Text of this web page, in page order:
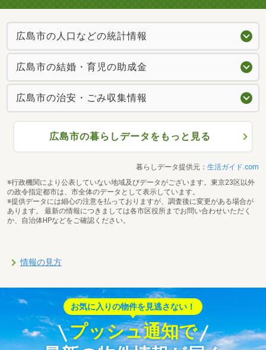
広島市の人口などの統計情報
広島市の結婚・育児の助成金
広島市の治安・ごみ収集情報
広島市の暮らしデータをもっと見る
暮らしデータ提供元： 生活ガイド.com
※行政機関により公表していない地域及びデータがございます。東京23区以外
の政令指定都市は、市全体のデータとして表示しています。
※提供データには細心の注意を払っておりますが、調査後に変更がある場合が
あります。 最新の情報につきましては各市区役所までお問い合わせいただく
か、自治体HPなどをご確認ください。
情報の見方
お気に入りの物件を見逃さない！
プッシュ通知で